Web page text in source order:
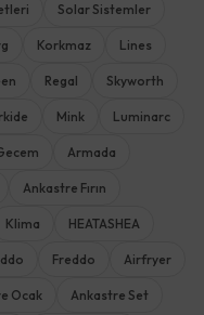
Solar Sistemler
Korkmaz Lines
Regal Skyworth
Mink Luminarc
Armada
Ankastre Fırın
Klima HEATASHEA
Freddo Airfryer
Ocak Ankastre Set